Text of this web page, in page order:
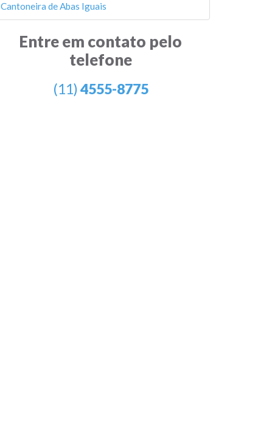
Cantoneira de Abas Iguais
Entre em contato pelo
telefone
(11) 4555-8775